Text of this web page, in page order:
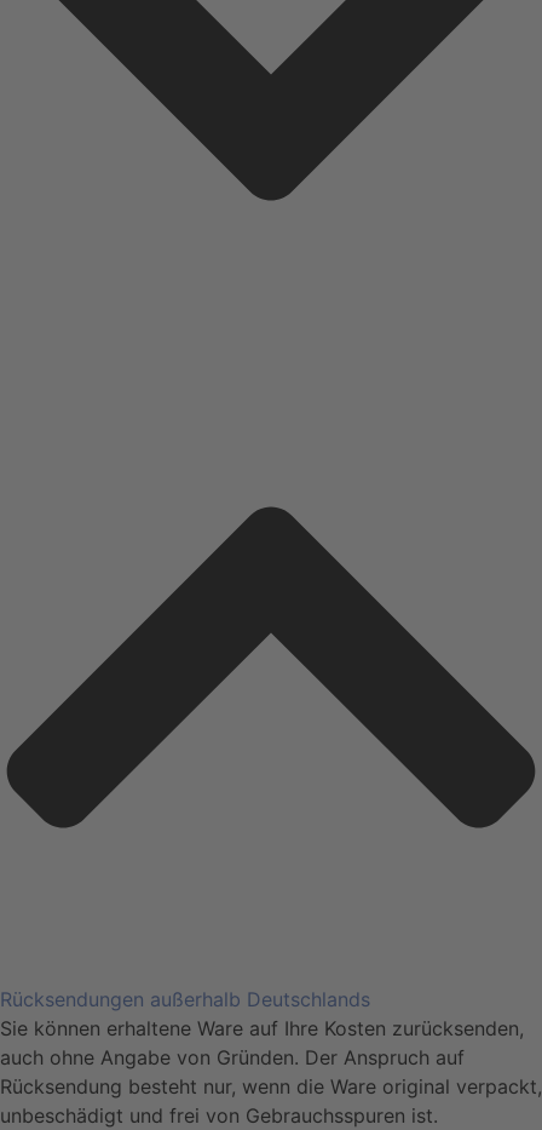
Rücksendungen außerhalb Deutschlands
Sie können erhaltene Ware auf Ihre Kosten zurücksenden,
auch ohne Angabe von Gründen. Der Anspruch auf
Rücksendung besteht nur, wenn die Ware original verpackt,
unbeschädigt und frei von Gebrauchsspuren ist.